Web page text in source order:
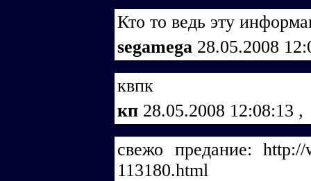
Кто то ведь эту
segamega 28.05.2008
квпк
кп 28.05.2008 12:08:13 ,
свежо предание: http://
113180.html